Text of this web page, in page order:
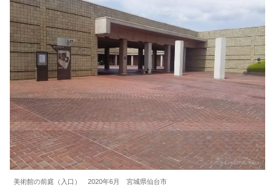
美術館の前庭（入口） 2020年6月 宮城県仙台市